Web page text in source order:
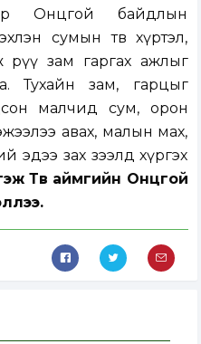
Онцгой байдлын
сумын төв хүртэл,
рүү зам гаргах ажлыг
Тухайн зам, гарцыг
малчид сум, орон
авах, малын мах,
эдээ зах зээлд хүргэх
Төв аймгийн Онцгой